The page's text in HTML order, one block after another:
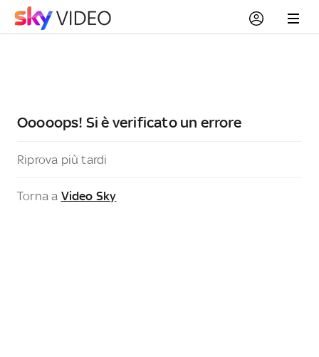
Ooooops! Si è verificato un errore
Riprova più tardi
Torna a Video Sky